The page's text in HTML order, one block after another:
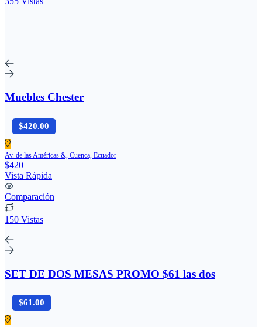
Muebles Chester
$420.00
Av. de las Américas &, Cuenca, Ecuador
$420
Vista Rápida
Comparación
150 Vistas
SET DE DOS MESAS PROMO $61 las dos
$61.00